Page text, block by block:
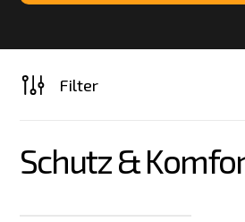
Filter
Schutz &